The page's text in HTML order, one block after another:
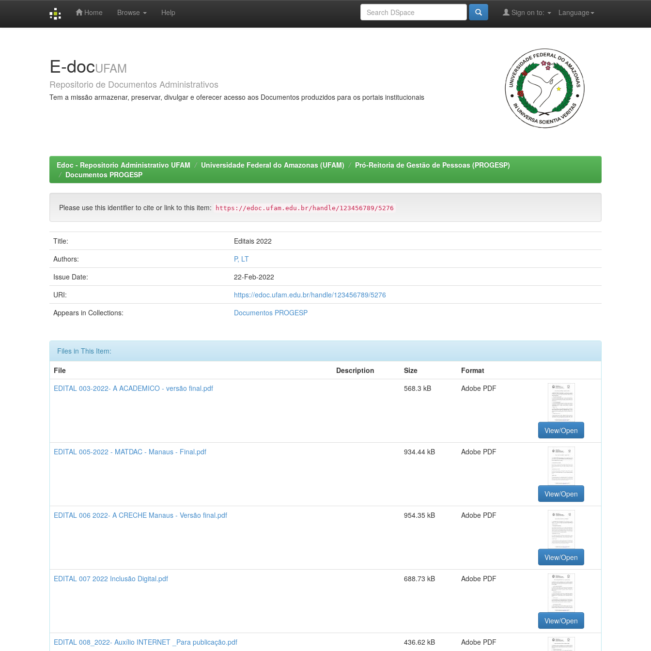
Home Browse Help Language
Sign on to:
E-docUFAM
Repositorio de Documentos Administrativos
Tem a missão armazenar, preservar, divulgar e oferecer acesso aos Documentos produzidos para os portais institucionais
Edoc - Repositorio Administrativo UFAM Universidade Federal do Amazonas (UFAM)
Pró-Reitoria de Gestão de Pessoas (PROGESP)
Documentos PROGESP
Please use this identifier to cite or link to this item: https://edoc.ufam.edu.br/handle/123456789/5276
Title:
Editais 2022
Authors:
P, LT
Issue Date:
22-Feb-2022
URI:
https://edoc.ufam.edu.br/handle/123456789/5276
Appears in Collections:
Documentos PROGESP
Files in This Item:
File
Description Size
Format
EDITAL 003-2022- A ACADEMICO - versão final.pdf
568.3 kB Adobe PDF
View/Open
EDITAL 005-2022 - MATDAC - Manaus - Final.pdf 934.44 kB Adobe PDF
View/Open
EDITAL 006 2022- A CRECHE Manaus - Versão final.pdf 954.35 kB Adobe PDF
View/Open
EDITAL 007 2022 Inclusão Digital.pdf 688.73 kB Adobe PDF
View/Open
EDITAL 008_2022- Auxílio INTERNET _Para publicação.pdf 436.62 kB Adobe PDF